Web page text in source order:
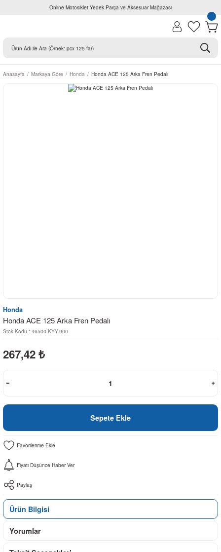
Online Motosiklet Yedek Parça ve Aksesuar Mağazası
Anasayfa Markaya Göre Honda Honda ACE 125 Arka Fren Pedalı
Honda
Honda ACE 125 Arka Fren Pedalı
Stok Kodu : 46500-KYY-900
267,42 ₺
Sepete Ekle
Fiyatı Düşünce Haber Ver
Paylaş
Ürün Bilgisi
Yorumlar